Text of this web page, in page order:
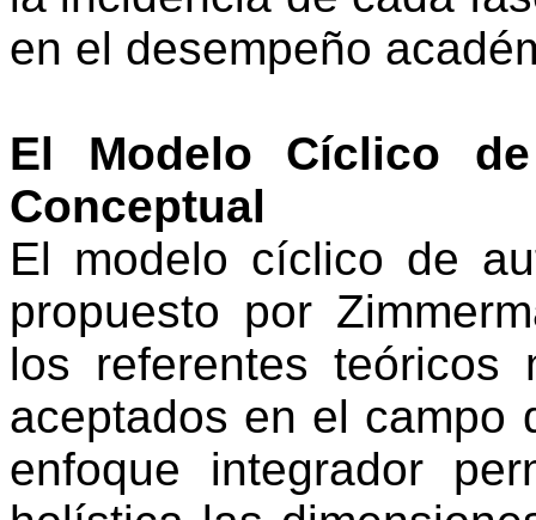
en el desempeño
El Modelo Cíclico
Conceptual
El modelo cíclico de
propuesto por
los referentes teóricos
aceptados en el campo
enfoque integrador